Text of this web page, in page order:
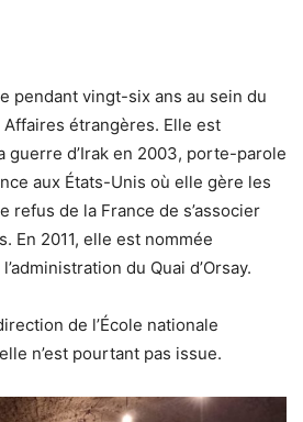
pendant vingt-six ans au sein du
étrangères. Elle est
guerre d’Irak en 2003, porte-parole
aux États-Unis où elle gère les
refus de la France de s’associer
En 2011, elle est nommée
du Quai d’Orsay.
de l’École nationale
n’est pourtant pas issue.